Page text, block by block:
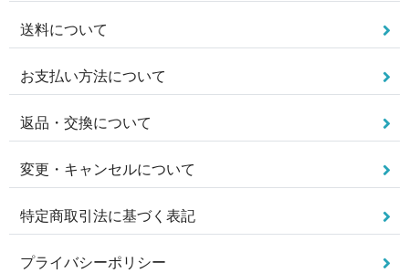
送料について
お支払い方法について
返品・交換について
変更・キャンセルについて
特定商取引法に基づく表記
プライバシーポリシー